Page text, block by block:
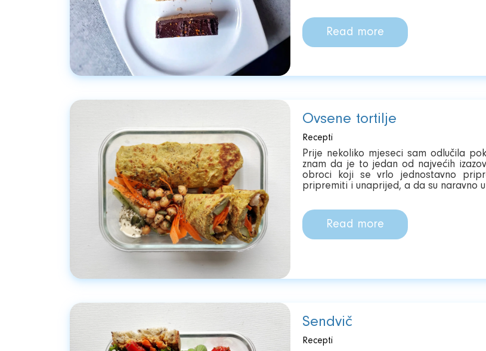
Read more
Ovsene tortilje
Recepti
Prije nekoliko mjeseci sam odlučila
znam da je to jedan od najvećih
obroci koji se vrlo jednostavno
pripremiti i unaprijed, a da su naravno
Read more
Sendvič
Recepti